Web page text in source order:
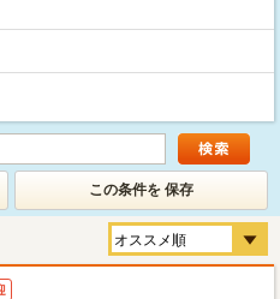
この条件を 保存